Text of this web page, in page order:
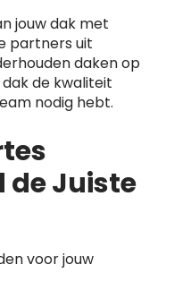
jouw dak met
partners uit
daken op
de kwaliteit
nodig hebt.
de Juiste
voor jouw